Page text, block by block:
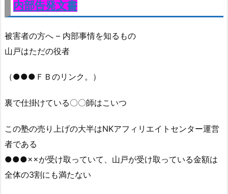
内部告発文書
被害者の方へ – 内部事情を知るもの
山戸はただの役者
（●●●ＦＢのリンク。）
裏で仕掛けている〇〇師はこいつ
この塾の売り上げの大半はNKアフィリエイトセンター運営
者である
●●●××が受け取っていて、山戸が受け取っている金額は
全体の3割にも満たない